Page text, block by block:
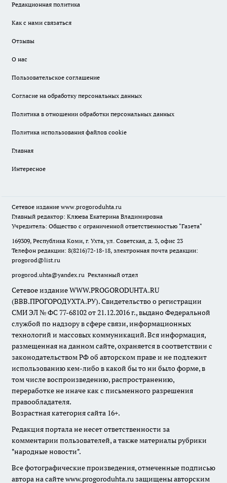
Редакционная политика
Как с нами связаться
Отзывы
О нас
Пользовательское соглашение
Согласие на обработку персональных данных
Политика в отношении обработки персональных данных
Политика использования файлов cookie
Главная
Интересное
Сетевое издание www.progoroduhta.ru
Главный редактор: Клюева Екатерина Владимировна
Учредитель: Общество с ограниченной ответственностью "Газета"
169309, Республика Коми, г. Ухта, ул. Советская, д. 3, офис 23
Телефон редакции: 8(8216)72-18-18, электронная почта редакции:
progorod@list.ru
progorod.uhta@yandex.ru Рекламный отдел
Сетевое издание WWW.PROGORODUHTA.RU
(ВВВ.ПРОГОРОДУХТА.РУ). Свидетельство о регистрации
СМИ ЭЛ № ФС 77-68102 от 21.12.2016 г., выдано Федеральной
службой по надзору в сфере связи, информационных
технологий и массовых коммуникаций. Вся информация,
размещенная на данном сайте, охраняется в соответствии с
законодательством РФ об авторском праве и не подлежит
использованию кем-либо в какой бы то ни было форме, в
том числе воспроизведению, распространению,
переработке не иначе как с письменного разрешения
правообладателя.
Возрастная категория сайта 16+.
Редакция портала не несет ответственности за
комментарии пользователей, а также материалы рубрики
"народные новости".
Все фотографические произведения, отмеченные подписью
автора на сайте www.progoroduhta.ru защищены авторским